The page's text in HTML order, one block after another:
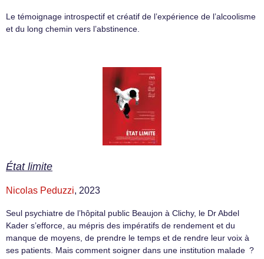
Le témoignage introspectif et créatif de l’expérience de l’alcoolisme
et du long chemin vers l’abstinence.
État limite
Nicolas Peduzzi, 2023
Seul psychiatre de l’hôpital public Beaujon à Clichy, le Dr Abdel
Kader s’efforce, au mépris des impératifs de rendement et du
manque de moyens, de prendre le temps et de rendre leur voix à
ses patients. Mais comment soigner dans une institution malade ?